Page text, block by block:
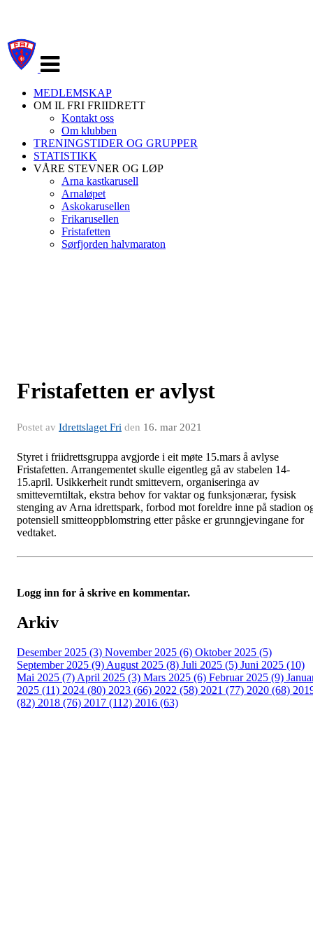
navigasjon
MEDLEMSKAP
OM IL FRI FRIIDRETT
Kontakt oss
Om klubben
TRENINGSTIDER OG GRUPPER
STATISTIKK
VÅRE STEVNER OG LØP
Arna kastkarusell
Arnaløpet
Askokarusellen
Frikarusellen
Fristafetten
Sørfjorden halvmaraton
Fristafetten er avlyst
Postet av Idrettslaget Fri den 16. mar 2021
Styret i friidrettsgruppa avgjorde i eit møte 15.mars å avlyse
Fristafetten. Arrangementet skulle eigentleg gå av stabelen 14-
15.april. Usikkerheit rundt smittevern, organiseringa av
smitteverntiltak, ekstra behov for vaktar og funksjonærar, fysisk
stenging av Arna idrettspark, forbod mot foreldre inne på stadion
potensiell smitteoppblomstring etter påske er grunngjevingane for
vedtaket.
Logg inn for å skrive en kommentar.
Arkiv
Desember 2025 (3) November 2025 (6) Oktober 2025 (5)
September 2025 (9) August 2025 (8) Juli 2025 (5) Juni 2025 (10)
Mai 2025 (7) April 2025 (3) Mars 2025 (6) Februar 2025 (9)
2025 (11) 2024 (80) 2023 (66) 2022 (58) 2021 (77) 2020 (68)
(82) 2018 (76) 2017 (112) 2016 (63)